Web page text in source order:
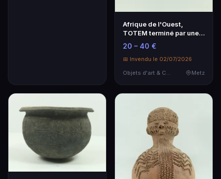
Afrique de l'Ouest,
TOTEM terminé par une
cloche en bois scu…
20 – 40 €
📅 Invendu le 02/07/2026
Objets d'art & Curiosités
Metz